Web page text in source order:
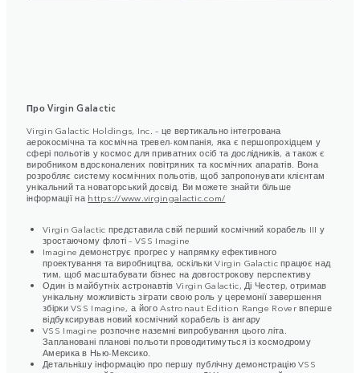
Про Virgin Galactic
Virgin Galactic Holdings, Inc. – це вертикально інтегрована
аерокосмічна та космічна тревел-компанія, яка є першопрохідцем у
сфері польотів у космос для приватних осіб та дослідників, а також є
виробником вдосконалених повітряних та космічних апаратів. Вона
розробляє систему космічних польотів, щоб запропонувати клієнтам
унікальний та новаторський досвід. Ви можете знайти більше
інформації на https://www.virgingalactic.com/
Virgin Galactic представила свій перший космічний корабель III у
зростаючому флоті – VSS Imagine
Imagine демонструє прогрес у напрямку ефективного
проектування та виробництва, оскільки Virgin Galactic працює над
тим, щоб масштабувати бізнес на довгострокову перспективу
Один із майбутніх астронавтів Virgin Galactic, Ді Честер, отримав
унікальну можливість зіграти свою роль у церемонії завершення
збірки VSS Imagine, а його Astronaut Edition Range Rover вперше
відбуксирував новий космічний корабель із ангару
VSS Imagine розпочне наземні випробування цього літа.
Заплановані планові польоти проводитимуться із космодрому
Америка в Нью-Мексико.
Детальнішу інформацію про першу публічну демонстрацію VSS